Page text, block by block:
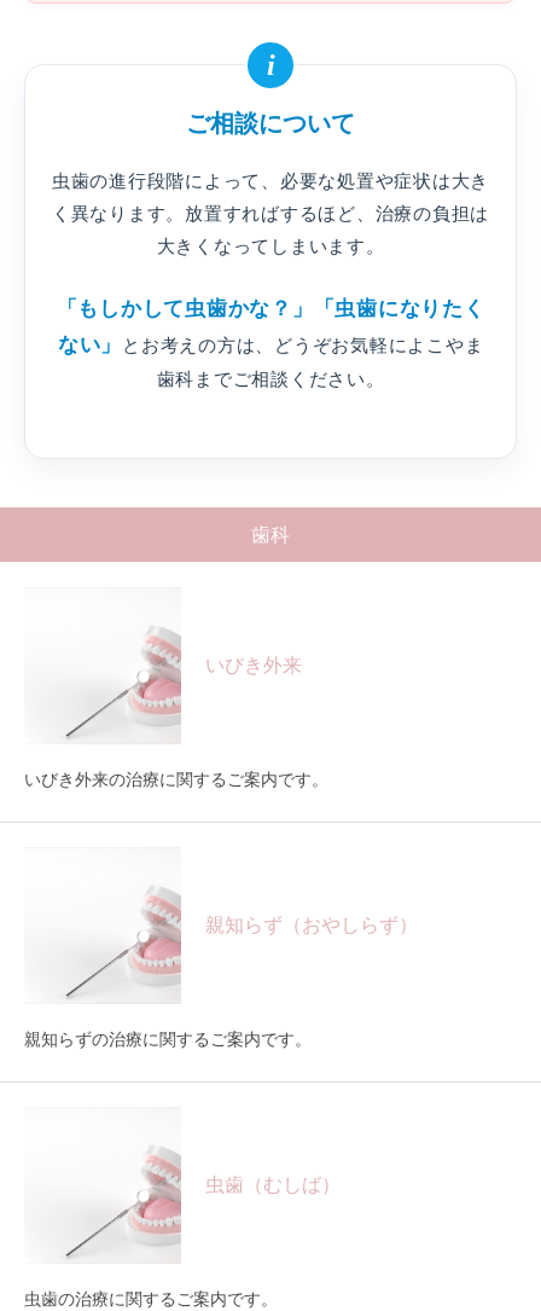
i
ご相談について
虫歯の進行段階によって、必要な処置や症状は大き
く異なります。放置すればするほど、治療の負担は
大きくなってしまいます。
「もしかして虫歯かな？」「虫歯になりたく
ない」
とお考えの方は、どうぞお気軽によこやま
歯科までご相談ください。
歯科
いびき外来
いびき外来の治療に関するご案内です。
親知らず（おやしらず）
親知らずの治療に関するご案内です。
虫歯（むしば）
虫歯の治療に関するご案内です。